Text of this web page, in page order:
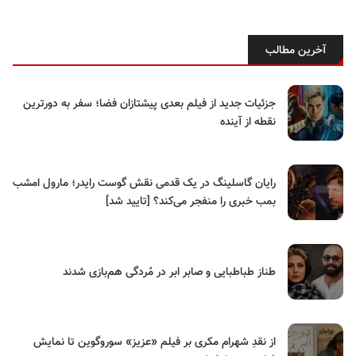
آخرین مطالب
جزئیات جدید از فیلم بعدی پیشتازان فضا؛ سفر به دورترین
نقطه از آینده
رایان گاسلینگ در یک قدمی نقش گوست رایدر؛ مارول امشب
بمب خبری را منفجر می‌کند؟ [تایید شد]
طناز طباطبایی و صابر ابر در مُردگی هم‌بازی شدند
از نقدِ شهرام مکری بر فیلم «عزیز» سوروگوین تا نمایش